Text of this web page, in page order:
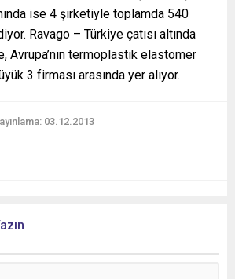
ise 4 şirketiyle toplamda 540
Ravago – Türkiye çatısı altında
Avrupa’nın termoplastik elastomer
3 firması arasında yer alıyor.
03.12.2013